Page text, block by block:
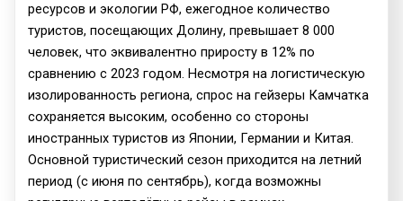
ресурсов и экологии РФ, ежегодное количество
туристов, посещающих Долину, превышает 8 000
человек, что эквивалентно приросту в 12% по
сравнению с 2023 годом. Несмотря на логистическую
изолированность региона, спрос на гейзеры Камчатка
сохраняется высоким, особенно со стороны
иностранных туристов из Японии, Германии и Китая.
Основной туристический сезон приходится на летний
период (с июня по сентябрь), когда возможны